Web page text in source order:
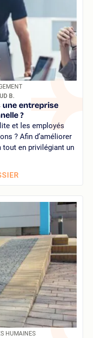
B.
entreprise
?
et les employés
? Afin d’améliorer
tout en privilégiant un
HUMAINES